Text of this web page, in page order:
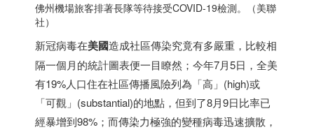
佛州機場旅客排著長隊等待接受COVID-19檢測。（美聯
社）
新冠病毒在美國造成社區傳染究竟有多嚴重，比較相
隔一個月的統計圖表便一目瞭然；今年7月5日，全美
有19%人口住在社區傳播風險列為「高」(high)或
「可觀」(substantial)的地點，但到了8月9日比率已
經暴增到98%；而傳染力極強的變種病毒迅速擴散，